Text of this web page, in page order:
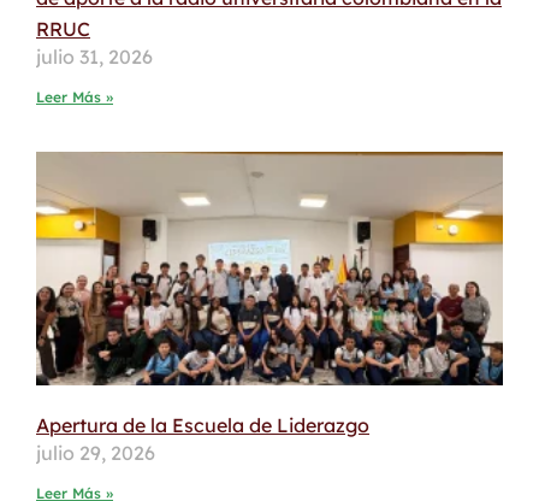
RRUC
julio 31, 2026
Leer Más »
Apertura de la Escuela de Liderazgo
julio 29, 2026
Leer Más »